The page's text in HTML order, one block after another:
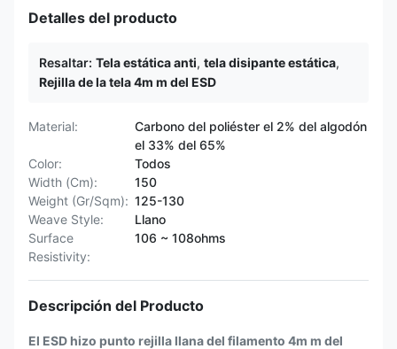
Detalles del producto
Resaltar: Tela estática anti, tela disipante estática,
Rejilla de la tela 4m m del ESD
Material:
Carbono del poliéster el 2% del algodón
el 33% del 65%
Color:
Todos
Width (Cm):
150
Weight (Gr/Sqm): 125-130
Weave Style:
Llano
Surface
Resistivity:
106 ~ 108ohms
Descripción del Producto
El ESD hizo punto rejilla llana del filamento 4m m del